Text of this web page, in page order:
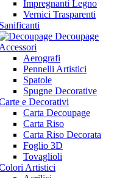
Impregnanti Legno
Vernici Trasparenti
Sanificanti
Decoupage
Accessori
Aerografi
Pennelli Artistici
Spatole
Spugne Decorative
e Decorativi
Carta Decoupage
Carta Riso
Carta Riso Decorata
Foglio 3D
Tovaglioli
Artistici